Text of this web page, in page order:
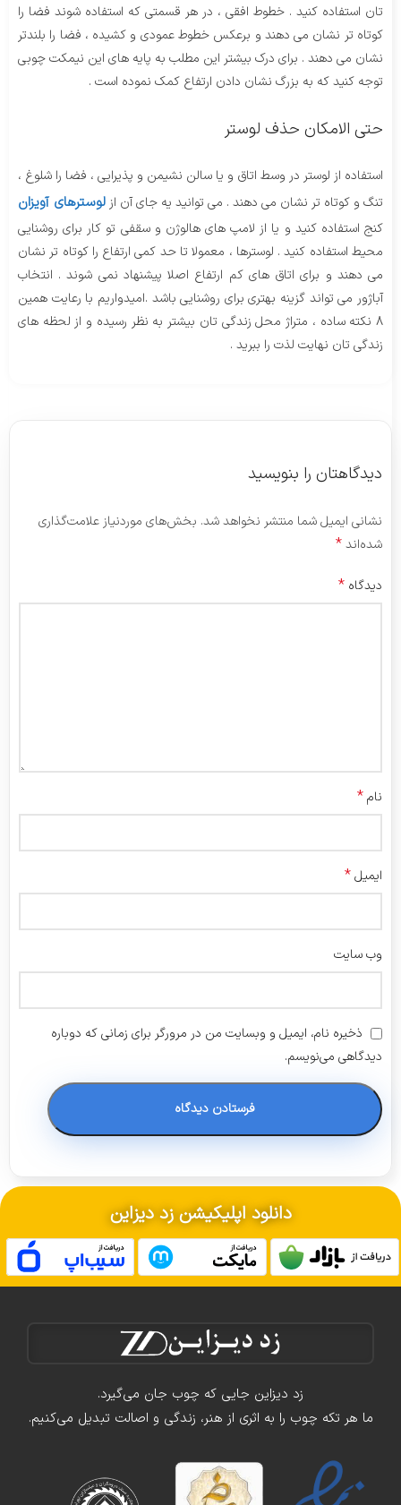
تان استفاده کنید . خطوط افقی ، در هر قسمتی که استفاده شوند فضا را
کوتاه تر نشان می دهند و برعکس خطوط عمودی و کشیده ، فضا را بلندتر
نشان می دهند . برای درک بیشتر این مطلب به پایه های این نیمکت چوبی
توجه کنید که به بزرگ نشان دادن ارتفاع کمک نموده است .
حتی الامکان حذف لوستر
استفاده از لوستر در وسط اتاق و یا سالن نشیمن و پذیرایی ، فضا را شلوغ ،
تنگ و کوتاه تر نشان می دهند . می توانید یه جای آن از لوسترهای آویزان
کنج استفاده کنید و یا از لامپ های هالوژن و سقفی تو کار برای روشنایی
محیط استفاده کنید . لوسترها ، معمولا تا حد کمی ارتفاع را کوتاه تر نشان
می دهند و برای اتاق های کم ارتفاع اصلا پیشنهاد نمی شوند . انتخاب
آباژور می تواند گزینه بهتری برای روشنایی باشد .امیدواریم با رعایت همین
8 نکته ساده ، متراژ محل زندگی تان بیشتر به نظر رسیده و از لحظه های
زندگی تان نهایت لذت را ببرید .
دیدگاهتان را بنویسید
نشانی ایمیل شما منتشر نخواهد شد. بخش‌های موردنیاز علامت‌گذاری
شده‌اند*
دیدگاه *
نام*
ایمیل*
وب‌ سایت
ذخیره نام، ایمیل و وبسایت من در مرورگر برای زمانی که دوباره
دیدگاهی می‌نویسم.
دانلود اپلیکیشن زد دیزاین
زد دیزاین جایی که چوب جان می‌گیرد.
ما هر تکه چوب را به اثری از هنر، زندگی و اصالت تبدیل می‌کنیم.